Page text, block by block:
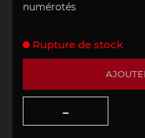
numérotés
Rupture de stock